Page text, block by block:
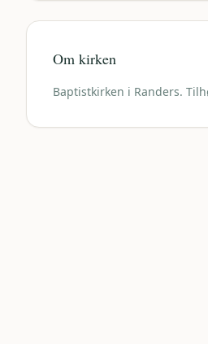
Om kirken
Baptistkirken i Randers.